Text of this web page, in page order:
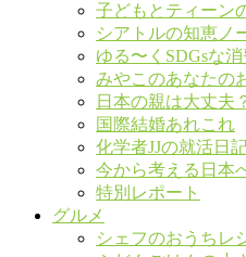
子どもとティーン
シアトルの知恵ノ
ゆる〜くSDGsな
みやこのあなたの
日本の親は大丈夫
国際結婚あれこれ
化学者JJの就活日
今から考える日本
特別レポート
グルメ
シェフのおうちレ